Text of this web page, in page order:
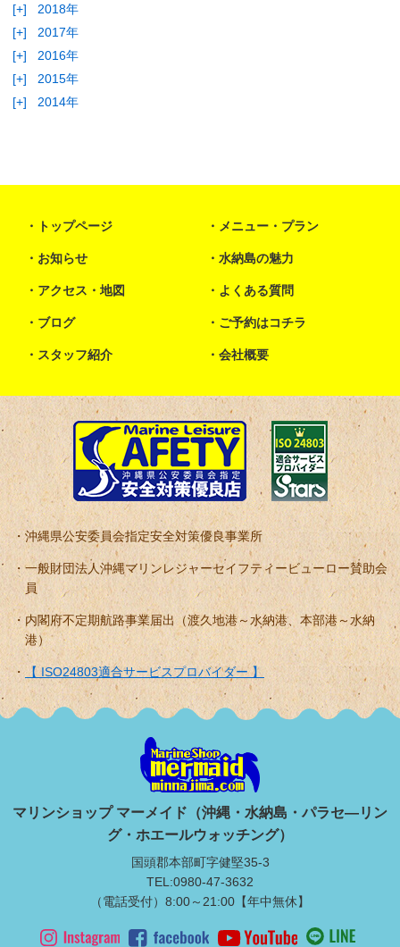
[+]
2018年
[+]
2017年
[+]
2016年
[+]
2015年
[+]
2014年
トップページ メニュー・プラン
お知らせ 水納島の魅力
アクセス・地図 よくある質問
ブログ ご予約はコチラ
スタッフ紹介 会社概要
沖縄県公安委員会指定安全対策優良事業所
一般財団法人沖縄マリンレジャーセイフティービューロー賛助会
員
内閣府不定期航路事業届出（渡久地港～水納港、本部港～水納
港）
【 ISO24803適合サービスプロバイダー 】
マリンショップ マーメイド（沖縄・水納島・パラセ―リン
グ・ホエールウォッチング）
国頭郡本部町字健堅35-3
TEL:0980-47-3632
（電話受付）8:00～21:00【年中無休】